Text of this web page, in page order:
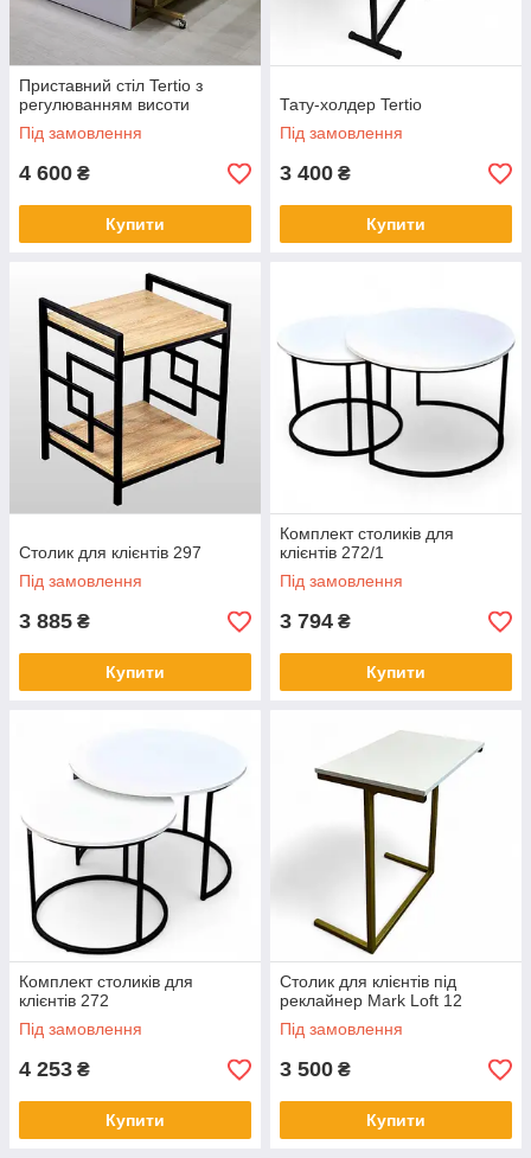
Приставний стіл Tertio з
регулюванням висоти
Під замовлення
4 600 ₴
Купити
Тату-холдер Tertio
Під замовлення
3 400 ₴
Купити
Столик для клієнтів 297
Під замовлення
3 885 ₴
Купити
Комплект столиків для
клієнтів 272/1
Під замовлення
3 794 ₴
Купити
Комплект столиків для
клієнтів 272
Під замовлення
4 253 ₴
Купити
Столик для клієнтів під
реклайнер Mark Loft 12
Під замовлення
3 500 ₴
Купити